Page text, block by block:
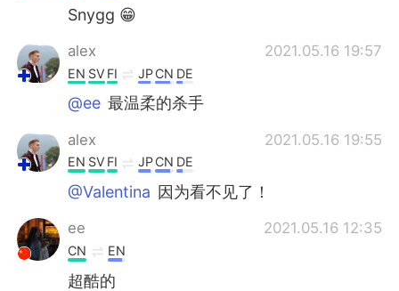
Snygg 😁
alex 2021.05.16 19:57
EN SV FI JPCN DE
@ee 最温柔的杀手
alex 2021.05.16 19:55
EN SV FI JPCN DE
@Valentina 因为看不见了！
ee 2021.05.16 12:35
CN EN
超酷的